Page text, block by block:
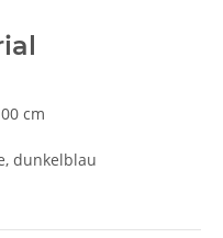
cm
dunkelblau